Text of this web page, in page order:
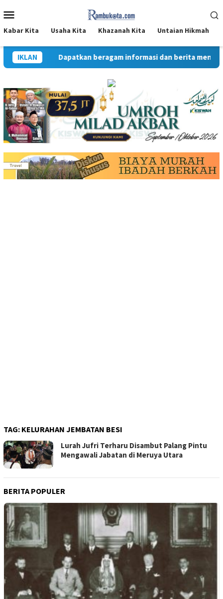
ke
kontenMobile
Kabar Kita Usaha Kita Khazanah Kita Untaian Hikmah
IKLAN Dapatkan beragam informasi dan berita
TAG: KELURAHAN JEMBATAN BESI
Lurah Jufri Terharu Disambut Palang Pintu
Mengawali Jabatan di Meruya Utara
BERITA POPULER